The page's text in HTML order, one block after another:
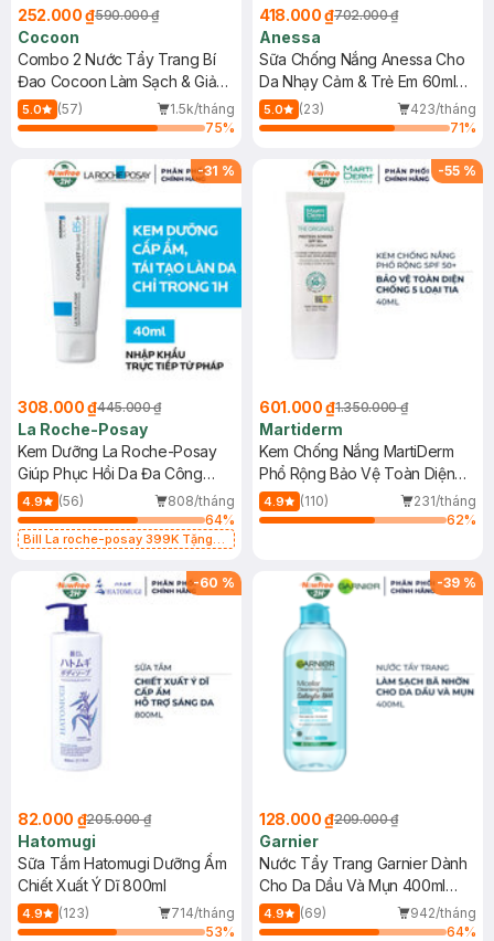
252.000 ₫590.000 ₫
Cocoon
Combo 2 Nước Tẩy Trang Bí
Đao Cocoon Làm Sạch & Giảm
Dầu 500ml
5.0 (57)
1.5k/tháng
75%
418.000 ₫702.000 ₫
Anessa
Sữa Chống Nắng Anessa Cho
Da Nhạy Cảm & Trẻ Em 60ml
(Mới)
5.0 (23)
423/tháng
71%
-31 %
308.000 ₫445.000 ₫
La Roche-Posay
Kem Dưỡng La Roche-Posay
Giúp Phục Hồi Da Đa Công
Dụng 40ml
4.9 (56)
808/tháng
64%
Bill La roche-posay 399K Tặng
(SL có hạn)
-55 %
601.000 ₫1.350.000 ₫
Martiderm
Kem Chống Nắng MartiDerm
Phổ Rộng Bảo Vệ Toàn Diện
40ml
4.9 (110)
231/tháng
62%
-60 %
82.000 ₫205.000 ₫
Hatomugi
Sữa Tắm Hatomugi Dưỡng Ẩm
Chiết Xuất Ý Dĩ 800ml
4.9 (123)
714/tháng
53%
-39 %
128.000 ₫209.000 ₫
Garnier
Nước Tẩy Trang Garnier Dành
Cho Da Dầu Và Mụn 400ml
(Mới)
4.9 (69)
942/tháng
64%